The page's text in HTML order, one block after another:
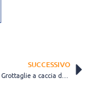
SUCCESSIVO
B maschile, Grottaglie a caccia del sogno serie A: “Daremo il massimo”